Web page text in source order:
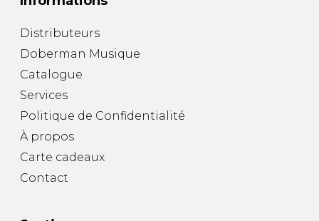
Distributeurs
Doberman Musique
Catalogue
Services
Politique de Confidentialité
À propos
Carte cadeaux
Contact